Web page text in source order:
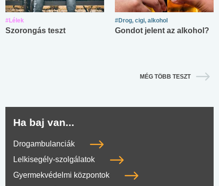
#Lélek
Szorongás teszt
#Drog, cigi, alkohol
Gondot jelent az alkohol?
MÉG TÖBB TESZT
Ha baj van...
Drogambulanciák
Lelkisegély-szolgálatok
Gyermekvédelmi központok